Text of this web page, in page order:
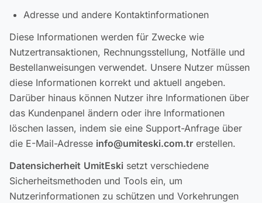
Adresse und andere Kontaktinformationen
Diese Informationen werden für Zwecke wie
Nutzertransaktionen, Rechnungsstellung, Notfälle und
Bestellanweisungen verwendet. Unsere Nutzer müssen
diese Informationen korrekt und aktuell angeben.
Darüber hinaus können Nutzer ihre Informationen über
das Kundenpanel ändern oder ihre Informationen
löschen lassen, indem sie eine Support-Anfrage über
die E-Mail-Adresse info@umiteski.com.tr erstellen.
Datensicherheit UmitEski setzt verschiedene
Sicherheitsmethoden und Tools ein, um
Nutzerinformationen zu schützen und Vorkehrungen